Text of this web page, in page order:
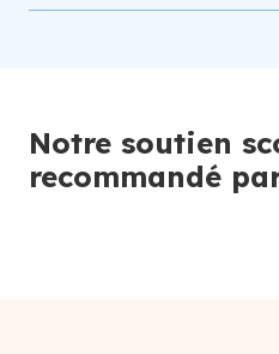
Notre soutien
recommandé